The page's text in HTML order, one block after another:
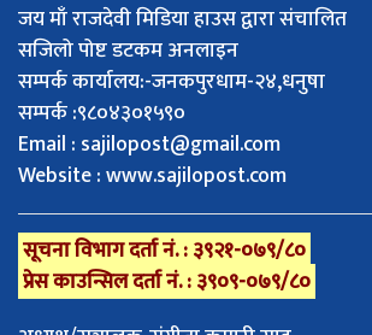
जय माँ राजदेवी मिडिया हाउस द्वारा संचालित
सजिलो पोष्ट डटकम अनलाइन
सम्पर्क कार्यालय:-जनकपुरधाम-२४,धनुषा
सम्पर्क :९८०४३०१५९०
Email : sajilopost@gmail.com
Website : www.sajilopost.com
सूचना विभाग दर्ता नं. : ३९२१-०७९/८०
प्रेस काउन्सिल दर्ता नं. : ३९०९-०७९/८०